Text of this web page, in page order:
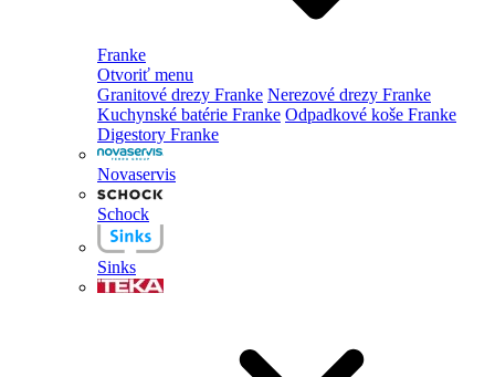
Franke
Otvoriť menu
Granitové drezy Franke Nerezové drezy Franke
Kuchynské batérie Franke Odpadkové koše Franke
Digestory Franke
Novaservis
Schock
Sinks